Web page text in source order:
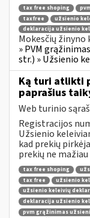
tax free shoping
taxfree
užsienio
deklaracija užsienio
Mokesčių
» PVM
str.) » Užsienio
Ką turi atlikti
paprašius
Web turinio
Registracijos
Užsienio
kad prekių
prekių ne mažiau
tax free shoping
tax free
užsienio
užsienio keleivių
deklaracija užsienio
pvm grąžinimas